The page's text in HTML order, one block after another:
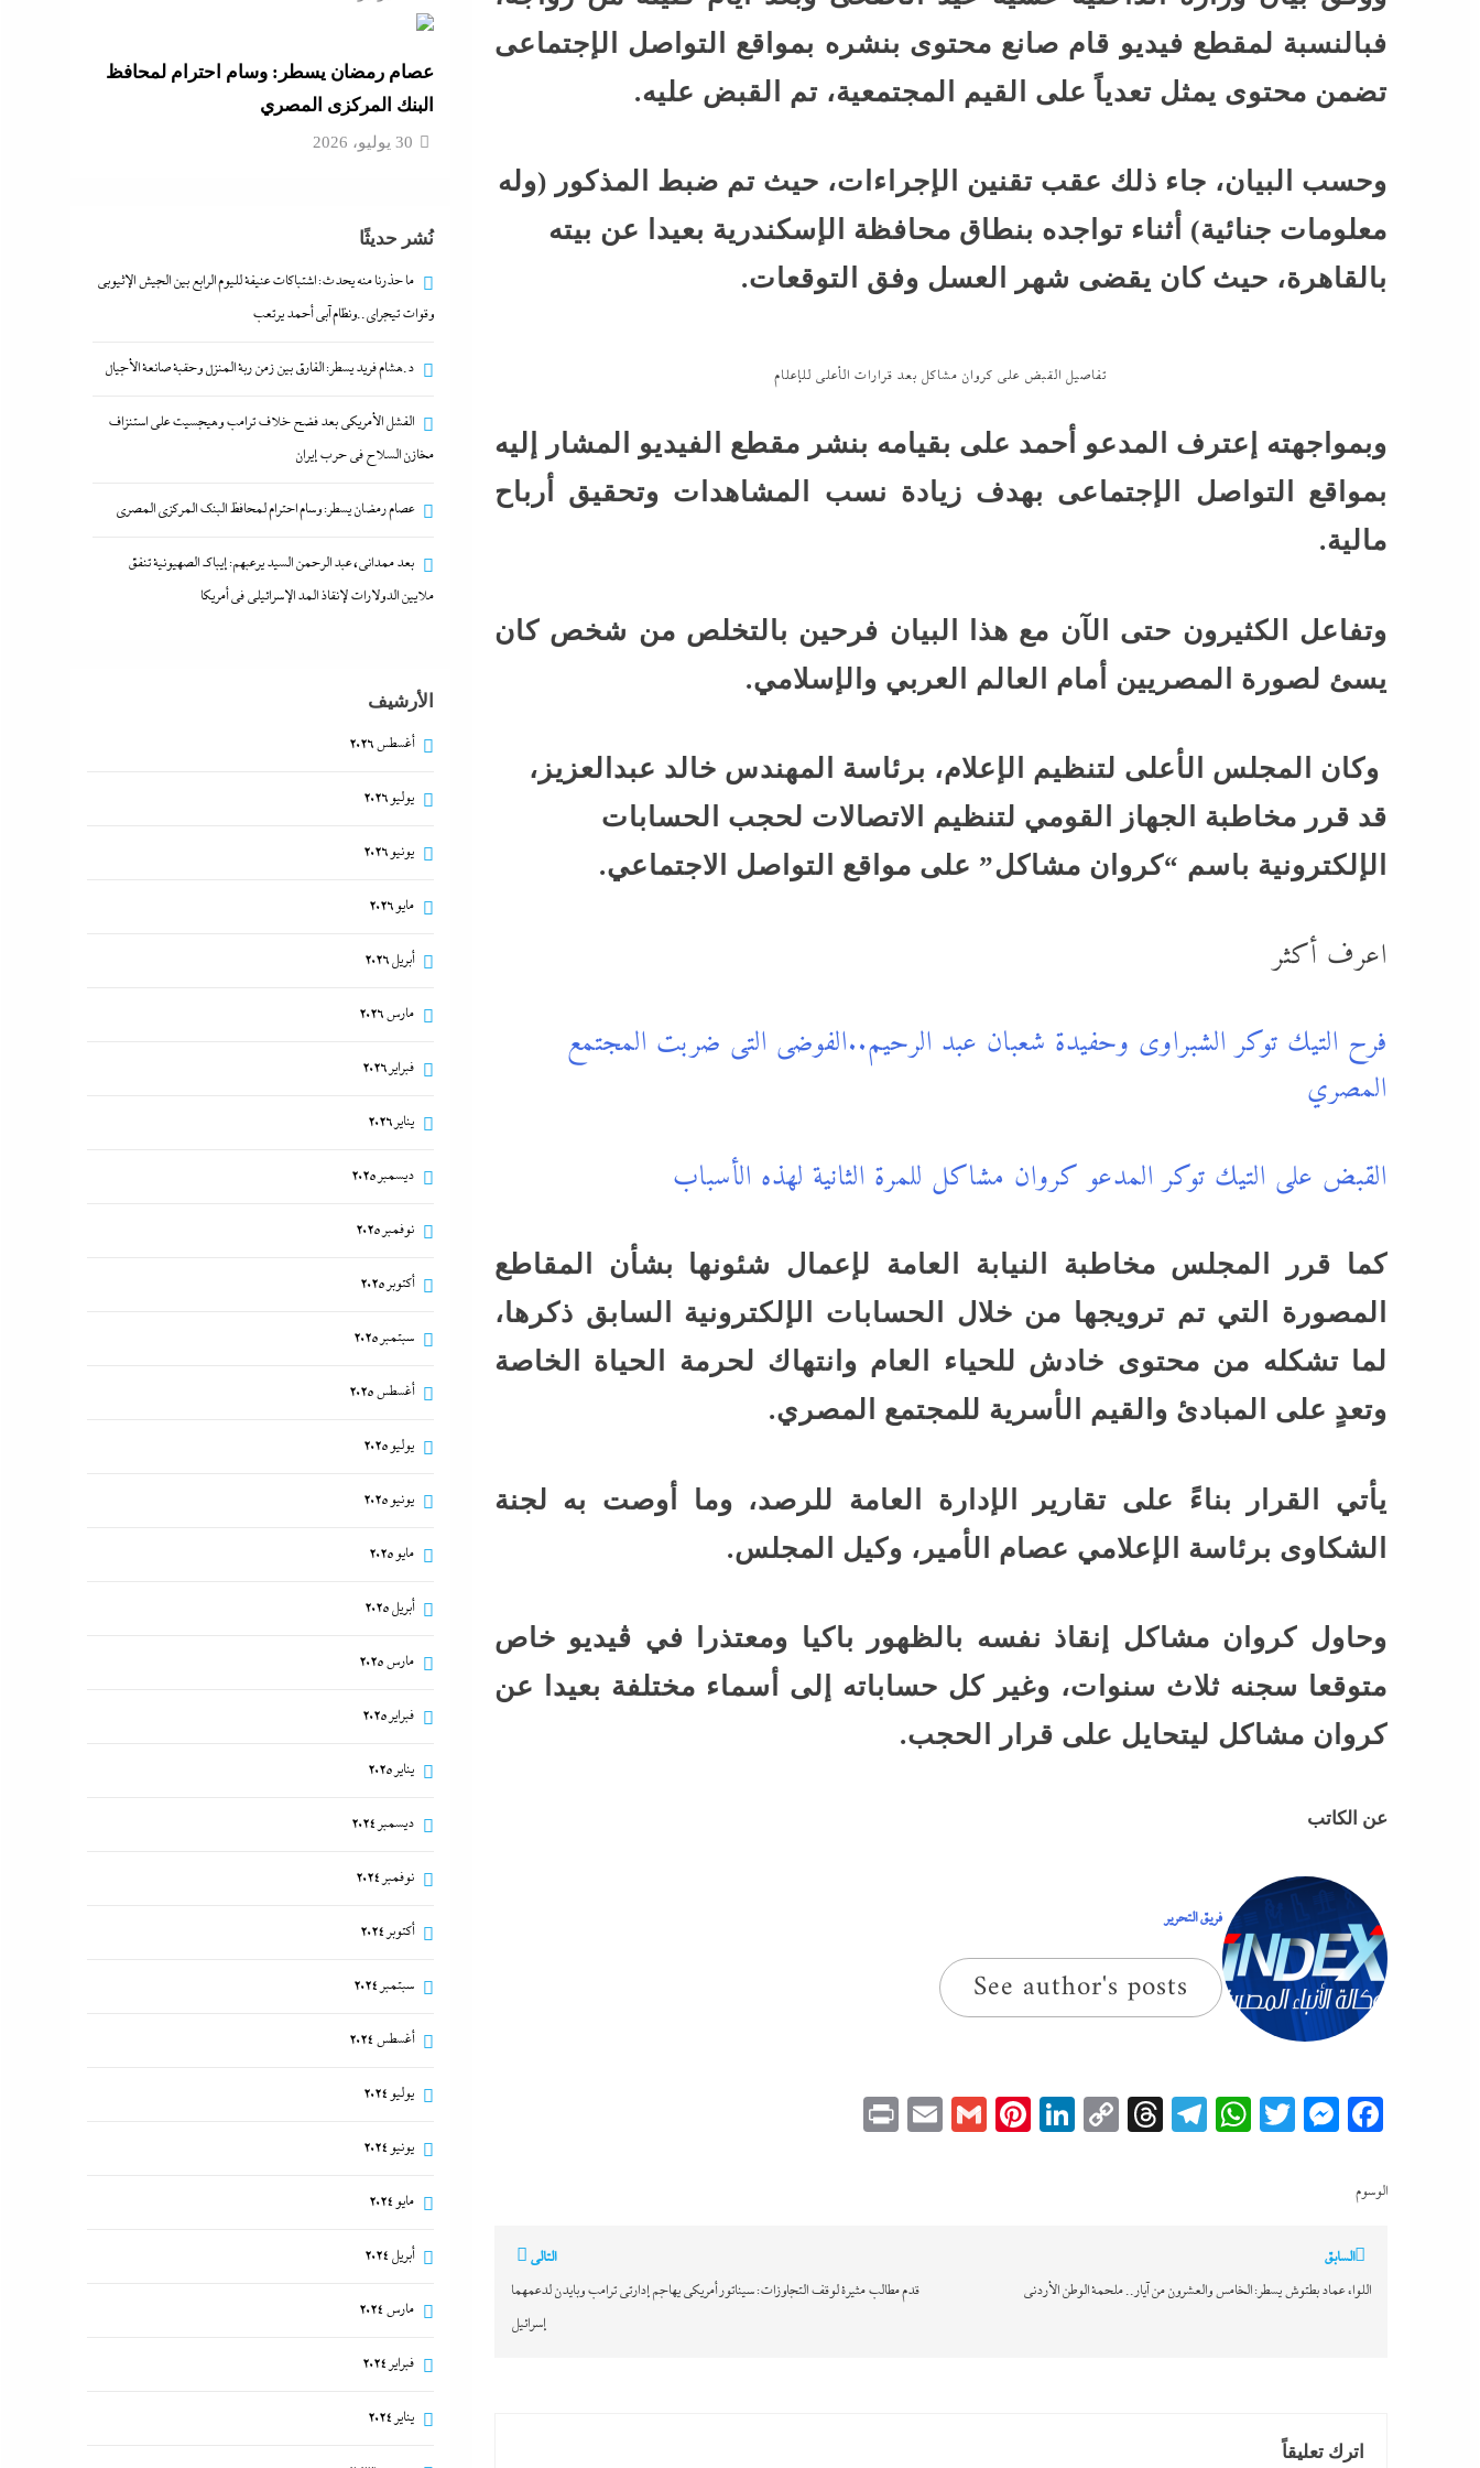
فبالنسبة لمقطع فيديو قام صانع محتوى بنشره بمواقع التواصل الإجتماعى
تضمن محتوى يمثل تعدياً على القيم المجتمعية، تم القبض عليه.
وحسب البيان، جاء ذلك عقب تقنين الإجراءات، حيث تم ضبط المذكور (وله
معلومات جنائية) أثناء تواجده بنطاق محافظة الإسكندرية بعيدا عن بيته
بالقاهرة، حيث كان يقضى شهر العسل وفق التوقعات.
تفاصيل القبض على كروان مشاكل بعد قرارات الأعلى للإعلام
وبمواجهته إعترف المدعو أحمد على بقيامه بنشر مقطع الفيديو المشار إليه
بمواقع التواصل الإجتماعى بهدف زيادة نسب المشاهدات وتحقيق أرباح
مالية.
وتفاعل الكثيرون حتى الآن مع هذا البيان فرحين بالتخلص من شخص كان
يسئ لصورة المصريين أمام العالم العربي والإسلامي.
وكان المجلس الأعلى لتنظيم الإعلام، برئاسة المهندس خالد عبدالعزيز،
قد قرر مخاطبة الجهاز القومي لتنظيم الاتصالات لحجب الحسابات
الإلكترونية باسم “كروان مشاكل” على مواقع التواصل الاجتماعي.
اعرف أكثر
فرح التيك توكر الشبراوى وحفيدة شعبان عبد الرحيم..الفوضى التى ضربت المجتمع
المصري
القبض على التيك توكر المدعو كروان مشاكل للمرة الثانية لهذه الأسباب
كما قرر المجلس مخاطبة النيابة العامة لإعمال شئونها بشأن المقاطع
المصورة التي تم ترويجها من خلال الحسابات الإلكترونية السابق ذكرها،
لما تشكله من محتوى خادش للحياء العام وانتهاك لحرمة الحياة الخاصة
وتعدٍ على المبادئ والقيم الأسرية للمجتمع المصري.
يأتي القرار بناءً على تقارير الإدارة العامة للرصد، وما أوصت به لجنة
الشكاوى برئاسة الإعلامي عصام الأمير، وكيل المجلس.
وحاول كروان مشاكل إنقاذ نفسه بالظهور باكيا ومعتذرا في ڤيديو خاص
متوقعا سجنه ثلاث سنوات، وغير كل حساباته إلى أسماء مختلفة بعيدا عن
كروان مشاكل ليتحايل على قرار الحجب.
عن الكاتب
فريق التحرير
See author's posts
Facebook
Messenger
Twitter
WhatsApp
Telegram
Threads
Copy
LinkedIn
Pinterest
Gmail
Email
الوسوم
تصفّح
المقالات
السابق
اللواء عماد بطتوش يسطر: الخامس والعشرون من آيار.. ملحمة الوطن الأردنى
التالي
قدم مطالب مثيرة لوقف التجاوزات: سيناتور أمريكي يهاجم إدارتى ترامب وبايدن لدعمهما
إسرائيل
اترك تعليقاً
عصام رمضان يسطر: وسام احترام لمحافظ
البنك المركزى المصري
30 يوليو، 2026
نُشر حديثًا
ما حذرنا منه يحدث: اشتباكات عنيفة لليوم الرابع بين الجيش الإثيوبي
وقوات تيجراي..ونظام آبي أحمد يرتعب
د.هشام فريد يسطر: الفارق بين زمن ربة المنزل وحقبة صانعة الأجيال
الفشل الأمريكي بعد فضح خلاف ترامب وهيجسيت على استنزاف
مخازن السلاح في حرب إيران
عصام رمضان يسطر: وسام احترام لمحافظ البنك المركزى المصري
بعد ممدانى، عبد الرحمن السيد يرعبهم: إيباك الصهيونية تنفق
ملايين الدولارات لإنقاذ المد الإسرائيلي في أمريكا
الأرشيف
أغسطس 2026
يوليو 2026
يونيو 2026
مايو 2026
أبريل 2026
مارس 2026
فبراير 2026
يناير 2026
ديسمبر 2025
نوفمبر 2025
أكتوبر 2025
سبتمبر 2025
أغسطس 2025
يوليو 2025
يونيو 2025
مايو 2025
أبريل 2025
مارس 2025
فبراير 2025
يناير 2025
ديسمبر 2024
نوفمبر 2024
أكتوبر 2024
سبتمبر 2024
أغسطس 2024
يوليو 2024
يونيو 2024
مايو 2024
أبريل 2024
مارس 2024
فبراير 2024
يناير 2024